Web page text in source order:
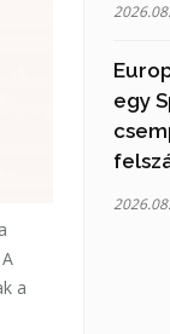
a
egy